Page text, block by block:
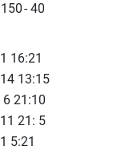
- 40
16:21
13:15
6 21:10
21: 5
5:21